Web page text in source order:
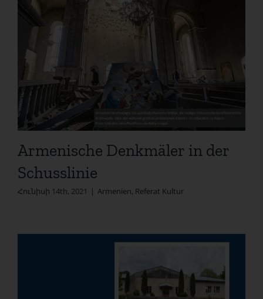
Armenische Denkmäler in der
Schusslinie
Հունիսի 14th, 2021 | Armenien, Referat Kultur